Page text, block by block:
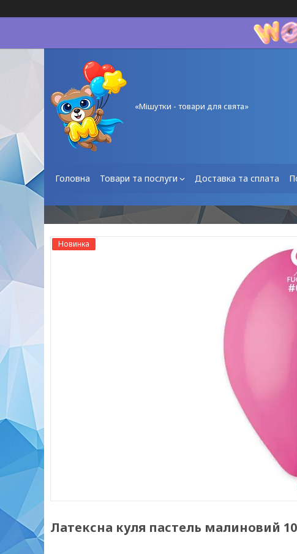
«Мішутки - товари для свята»
Головна Товари та послуги Доставка та сплата
Новинка
Латексна куля пастель малиновий